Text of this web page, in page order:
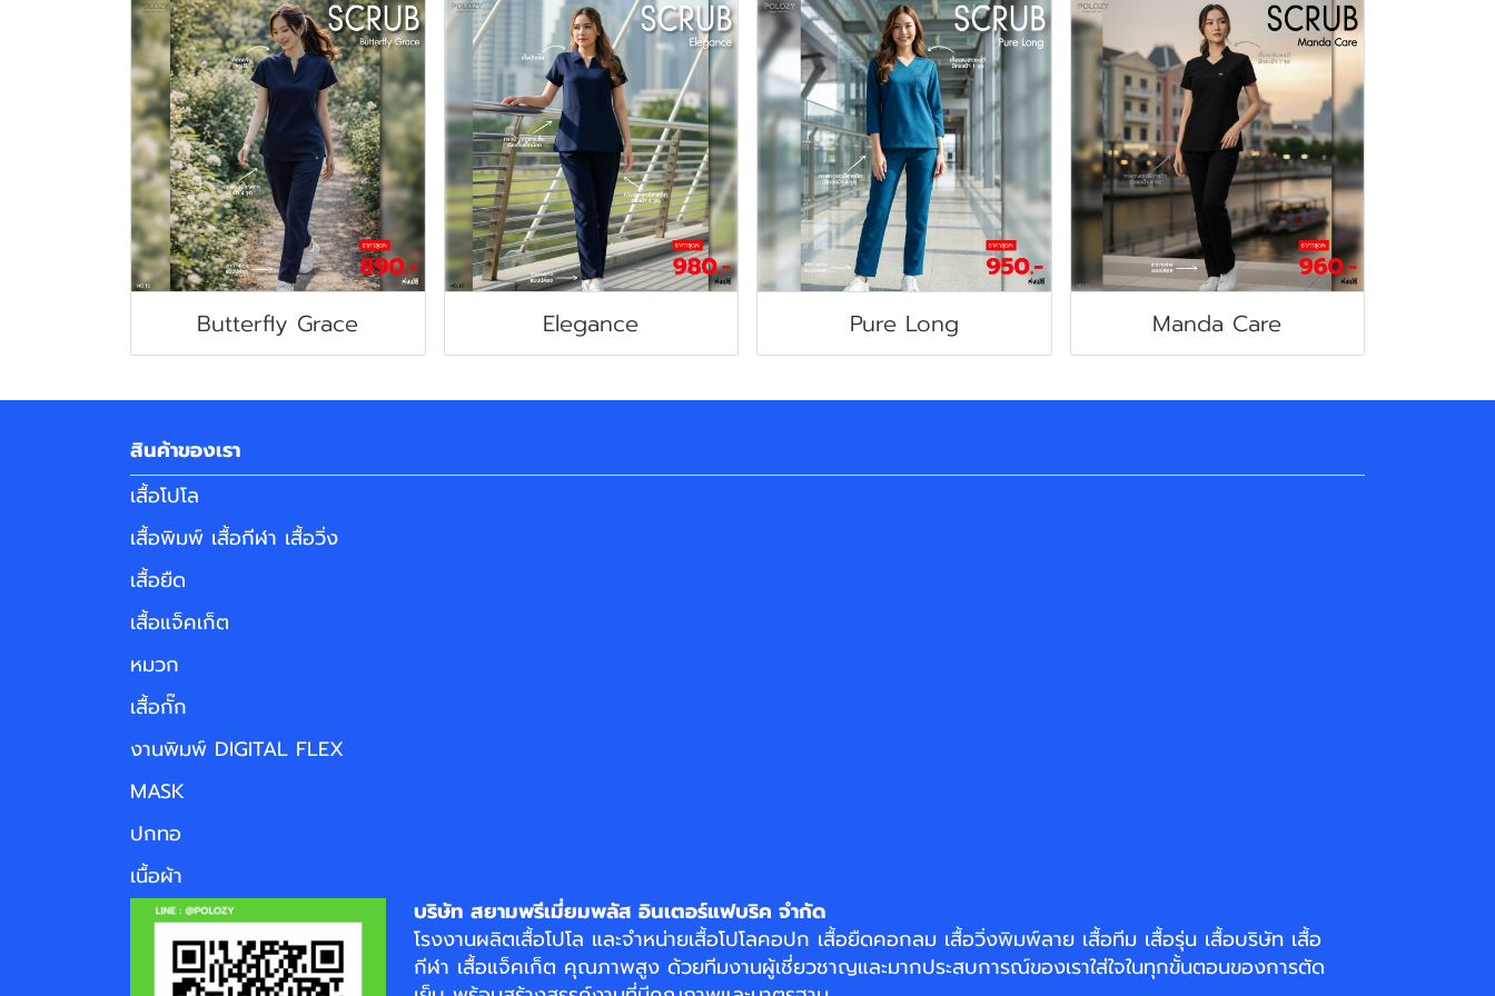
Butterfly Grace Elegance Pure Long Manda Care
สินค้าของเรา
เสื้อโปโล
เสื้อพิมพ์ เสื้อกีฬา เสื้อวิ่ง
เสื้อยืด
เสื้อแจ็คเก็ต
หมวก
เสื้อกั๊ก
งานพิมพ์ DIGITAL FLEX
MASK
ปกทอ
เนื้อผ้า
บริษัท สยามพรีเมี่ยมพลัส อินเตอร์แฟบริค จำกัด
โรงงานผลิตเสื้อโปโล และจำหน่ายเสื้อโปโลคอปก เสื้อยืดคอกลม เสื้อวิ่งพิมพ์ลาย เสื้อทีม เสื้อรุ่น เสื้อบริษัท เสื้อ
กีฬา เสื้อแจ็คเก็ต คุณภาพสูง ด้วยทีมงานผู้เชี่ยวชาญและมากประสบการณ์ของเราใส่ใจในทุกขั้นตอนของการตัด